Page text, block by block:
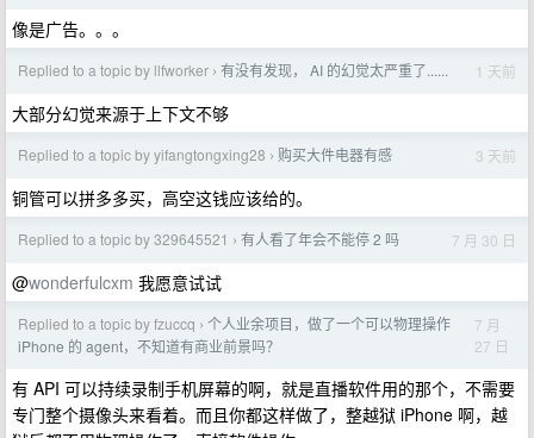
像是广告。。。
Replied to a topic by llfworker › 有没有发现， AI 的幻觉太严重了...... 1 天前
大部分幻觉来源于上下文不够
Replied to a topic by yifangtongxing28 › 购买大件电器有感 3 天前
铜管可以拼多多买，高空这钱应该给的。
Replied to a topic by 329645521 › 有人看了年会不能停 2 吗 7 月 30 日
@wonderfulcxm 我愿意试试
Replied to a topic by fzuccq › 个人业余项目，做了一个可以物理操作
iPhone 的 agent，不知道有商业前景吗？
7 月
27 日
有 API 可以持续录制手机屏幕的啊，就是直播软件用的那个，不需要
专门整个摄像头来看着。而且你都这样做了，整越狱 iPhone 啊，越